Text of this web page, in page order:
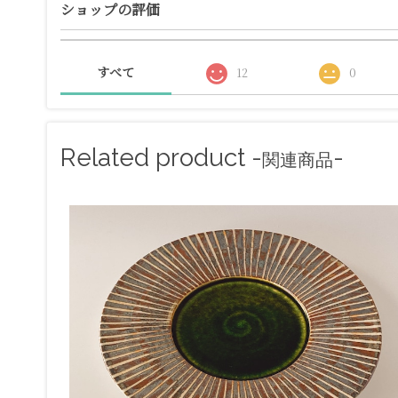
ショップの評価
すべて 12 0
Related product -関連商品-